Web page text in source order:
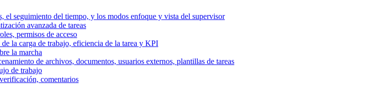
el seguimiento del tiempo, y los modos enfoque y vista del supervisor
avanzada de tareas
permisos de acceso
la carga de trabajo, eficiencia de la tarea y KPI
la marcha
de archivos, documentos, usuarios externos, plantillas de tareas
de trabajo
comentarios